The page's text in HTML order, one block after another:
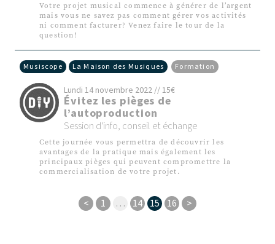
Votre projet musical commence à générer de l’argent
mais vous ne savez pas comment gérer vos activités
ni comment facturer? Venez faire le tour de la
question!
Musiscope La Maison des Musiques Formation
Lundi 14 novembre 2022 // 15€
Évitez les pièges de
l’autoproduction
Session d'info, conseil et échange
Cette journée vous permettra de découvrir les
avantages de la pratique mais également les
principaux pièges qui peuvent compromettre la
commercialisation de votre projet.
< 1 … 14 15 16 >